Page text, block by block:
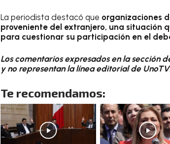
La periodista destacó que organizaciones
proveniente del extranjero, una situación
para cuestionar su participación en el
Los comentarios expresados en la sección
y no representan la línea editorial de
Te recomendamos: